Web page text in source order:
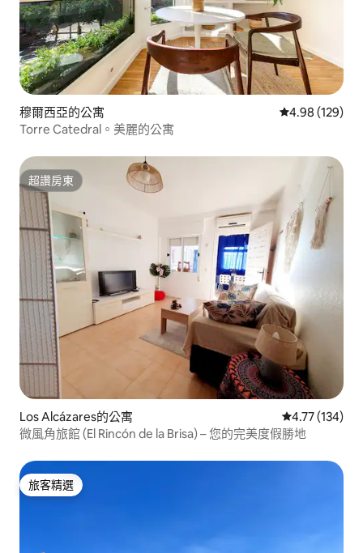
穆爾西亞的公寓 從 129 則評價
4.98 (129)
Torre Catedral。美麗的公寓
超讚房東
超讚房東
Los Alcázares的公寓 從 134 則評價
4.77 (134)
微風角旅館 (El Rincón de la Brisa) – 您的完美度假勝地
旅客精選
旅客精選